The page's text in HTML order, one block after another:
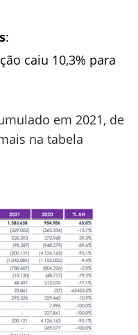
:
caiu 10,3% para
em 2021, de
na tabela